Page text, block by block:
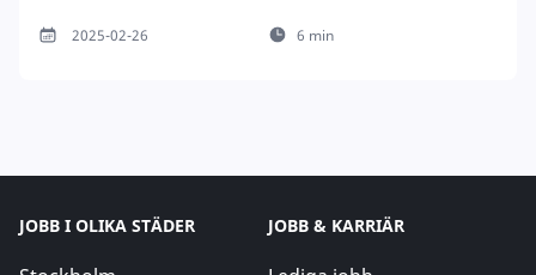
2025-02-26 6 min
JOBB I OLIKA STÄDER JOBB & KARRIÄR